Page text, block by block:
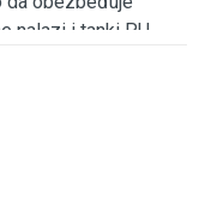
nalazi i tanki PU